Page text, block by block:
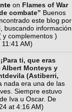
on Flames of War
combate” Buenos
este blog por
buscando información
y complementos )
AM)
¡Para ti, que eras
Albert Monteys y
(Astiberri,
nada era una de las
Siempre estuvo
Iva u Oscar. De
at 4:16 AM)